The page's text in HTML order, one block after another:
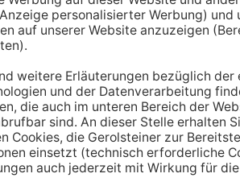
kann. Die Inhaltsstoffe, die in
Richtwert. Um den tatsächlichen